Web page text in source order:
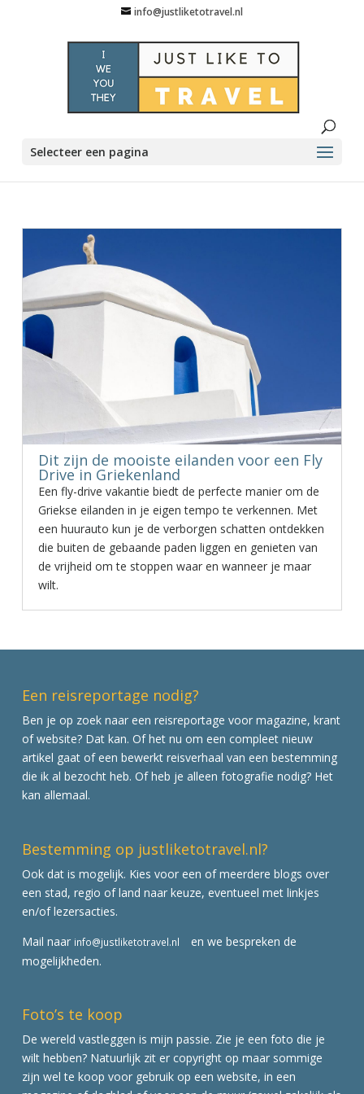
info@justliketotravel.nl
Selecteer een pagina
Dit zijn de mooiste eilanden voor een Fly
Drive in Griekenland
Een fly-drive vakantie biedt de perfecte manier om de
Griekse eilanden in je eigen tempo te verkennen. Met
een huurauto kun je de verborgen schatten ontdekken
die buiten de gebaande paden liggen en genieten van
de vrijheid om te stoppen waar en wanneer je maar
wilt.
Een reisreportage nodig?
Ben je op zoek naar een reisreportage voor magazine, krant
of website? Dat kan. Of het nu om een compleet nieuw
artikel gaat of een bewerkt reisverhaal van een bestemming
die ik al bezocht heb. Of heb je alleen fotografie nodig? Het
kan allemaal.
Bestemming op justliketotravel.nl?
Ook dat is mogelijk. Kies voor een of meerdere blogs over
een stad, regio of land naar keuze, eventueel met linkjes
en/of lezersacties.
Mail naar info@justliketotravel.nl
en we bespreken de
mogelijkheden.
Foto’s te koop
De wereld vastleggen is mijn passie. Zie je een foto die je
wilt hebben? Natuurlijk zit er copyright op maar sommige
zijn wel te koop voor gebruik op een website, in een